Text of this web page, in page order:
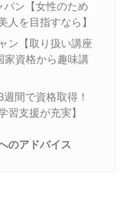
パン【女性のため
人を目指すなら】
ン【取り扱い講座
家資格から趣味講
間で資格取得！
習支援が充実】
のアドバイス